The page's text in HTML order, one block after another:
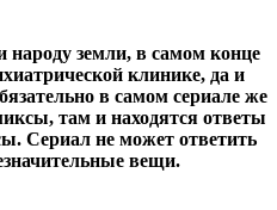
народу земли, в самом конце
клинике, да и
в самом сериале же
там и находятся ответы
Сериал не может ответить
вещи.